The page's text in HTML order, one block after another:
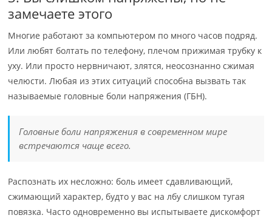
замечаете этого
Многие работают за компьютером по много часов подряд.
Или любят болтать по телефону, плечом прижимая трубку к
уху. Или просто нервничают, злятся, неосознанно сжимая
челюсти. Любая из этих ситуаций способна вызвать так
называемые головные боли напряжения (ГБН).
Головные боли напряжения в современном мире
встречаются чаще всего.
Распознать их несложно: боль имеет сдавливающий,
сжимающий характер, будто у вас на лбу слишком тугая
повязка. Часто одновременно вы испытываете дискомфорт